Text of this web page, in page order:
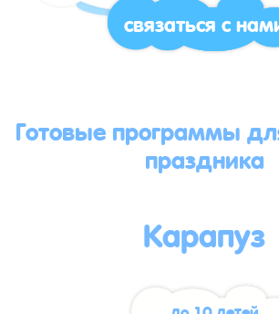
связаться с
Готовые программы
праздника
Карапуз